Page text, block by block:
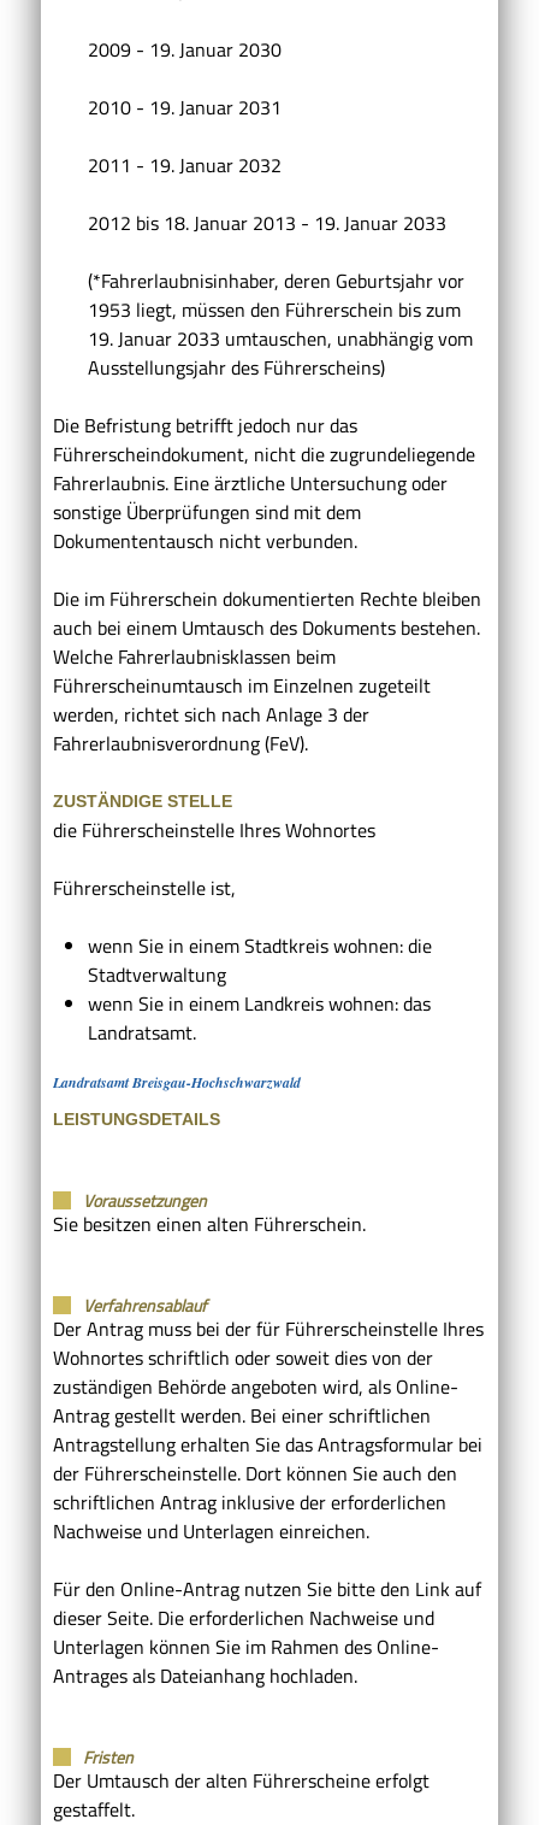
2009 - 19. Januar 2030
2010 - 19. Januar 2031
2011 - 19. Januar 2032
2012 bis 18. Januar 2013 - 19. Januar 2033
(*Fahrerlaubnisinhaber, deren Geburtsjahr vor
1953 liegt, müssen den Führerschein bis zum
19. Januar 2033 umtauschen, unabhängig vom
Ausstellungsjahr des Führerscheins)
Die Befristung betrifft jedoch nur das
Führerscheindokument, nicht die zugrundeliegende
Fahrerlaubnis. Eine ärztliche Untersuchung oder
sonstige Überprüfungen sind mit dem
Dokumententausch nicht verbunden.
Die im Führerschein dokumentierten Rechte bleiben
auch bei einem Umtausch des Dokuments bestehen.
Welche Fahrerlaubnisklassen beim
Führerscheinumtausch im Einzelnen zugeteilt
werden, richtet sich nach Anlage 3 der
Fahrerlaubnisverordnung (FeV).
ZUSTÄNDIGE STELLE
die Führerscheinstelle Ihres Wohnortes
Führerscheinstelle ist,
wenn Sie in einem Stadtkreis wohnen: die
Stadtverwaltung
wenn Sie in einem Landkreis wohnen: das
Landratsamt.
Landratsamt Breisgau-Hochschwarzwald
LEISTUNGSDETAILS
Voraussetzungen
Sie besitzen einen alten Führerschein.
Verfahrensablauf
Der Antrag muss bei der für Führerscheinstelle Ihres
Wohnortes schriftlich oder soweit dies von der
zuständigen Behörde angeboten wird, als Online-
Antrag gestellt werden. Bei einer schriftlichen
Antragstellung erhalten Sie das Antragsformular bei
der Führerscheinstelle. Dort können Sie auch den
schriftlichen Antrag inklusive der erforderlichen
Nachweise und Unterlagen einreichen.
Für den Online-Antrag nutzen Sie bitte den Link auf
dieser Seite. Die erforderlichen Nachweise und
Unterlagen können Sie im Rahmen des Online-
Antrages als Dateianhang hochladen.
Fristen
Der Umtausch der alten Führerscheine erfolgt
gestaffelt.